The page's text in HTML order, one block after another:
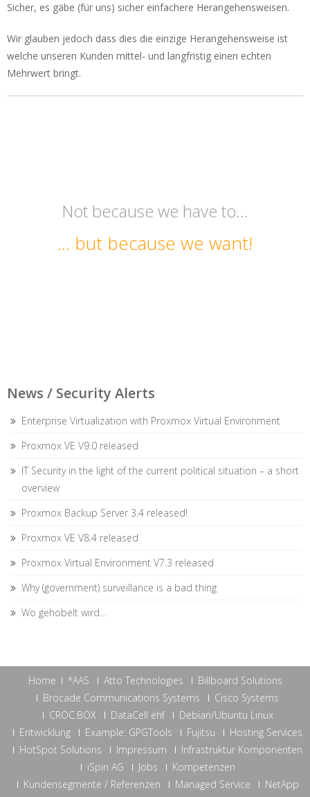
Sicher, es gäbe (für uns) sicher einfachere Herangehensweisen.
Wir glauben jedoch dass dies die einzige Herangehensweise ist
welche unseren Kunden mittel- und langfristig einen echten
Mehrwert bringt.
Not because we have to…
… but because we want!
News / Security Alerts
Enterprise Virtualization with Proxmox Virtual Environment
Proxmox VE V9.0 released
IT Security in the light of the current political situation – a short
overview
Proxmox Backup Server 3.4 released!
Proxmox VE V8.4 released
Proxmox Virtual Environment V7.3 released
Why (government) surveillance is a bad thing
Wo gehobelt wird…
Home *AAS Atto Technologies
Billboard Solutions
Brocade Communications Systems
Cisco Systems
CROC.BOX
DataCell ehf
Debian/Ubuntu Linux
Entwicklung
Example: GPGTools Fujitsu
Hosting Services
HotSpot Solutions
Impressum
Infrastruktur Komponenten
iSpin AG
Jobs
Kompetenzen
Kundensegmente / Referenzen
Managed Service
NetApp